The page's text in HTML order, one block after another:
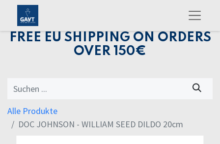
FREE EU SHIPPING ON ORDERS
OVER 150€
Alle Produkte
DOC JOHNSON - WILLIAM SEED DILDO 20cm